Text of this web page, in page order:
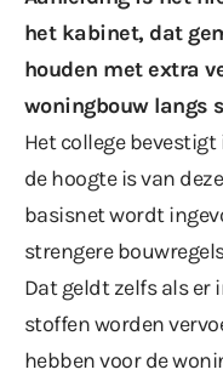
het kabinet, dat
houden met extra
woningbouw langs
Het college
de hoogte is van
basisnet wordt
strengere
Dat geldt zelfs als
stoffen worden
hebben voor de